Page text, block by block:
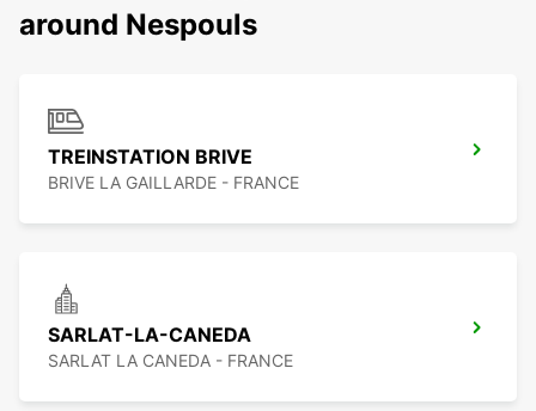
around Nespouls
TREINSTATION BRIVE
BRIVE LA GAILLARDE - FRANCE
SARLAT-LA-CANEDA
SARLAT LA CANEDA - FRANCE